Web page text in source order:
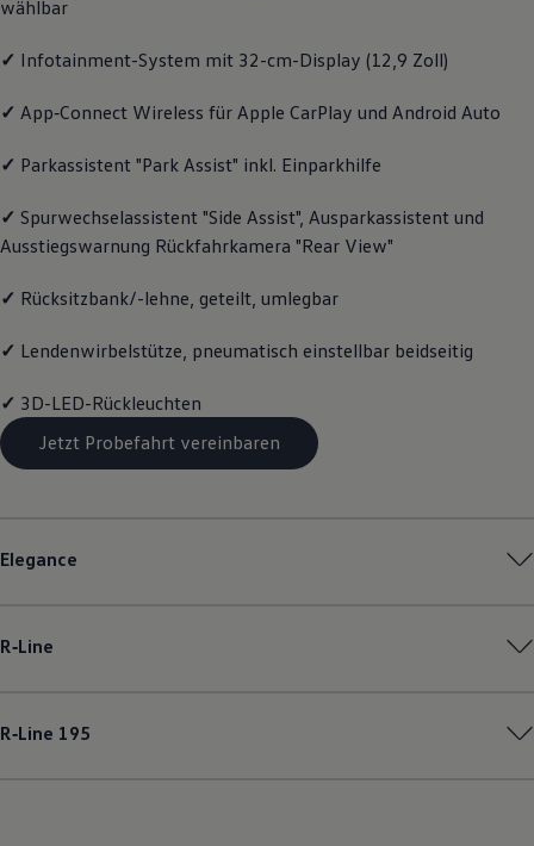
wählbar
✓ Infotainment-System mit 32-cm-Display (12,9 Zoll)
✓ App‑Connect Wireless für Apple CarPlay und Android Auto
✓ Parkassistent "Park Assist" inkl. Einparkhilfe
✓ Spurwechselassistent "Side Assist", Ausparkassistent und
Ausstiegswarnung Rückfahrkamera "Rear View"
✓ Rücksitzbank/-lehne, geteilt, umlegbar
✓ Lendenwirbelstütze, pneumatisch einstellbar beidseitig
✓ 3D-LED-Rückleuchten
Jetzt Probefahrt vereinbaren
Elegance
R‑Line
R‑Line 195